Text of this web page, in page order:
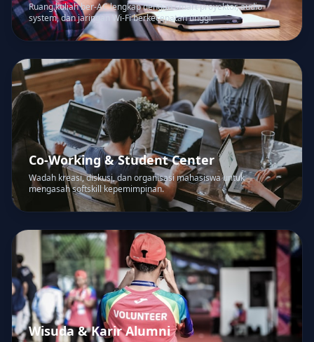
Ruang kuliah ber-AC lengkap dengan smart proyektor, audio
system, dan jaringan Wi-Fi berkecepatan tinggi.
Co-Working & Student Center
Wadah kreasi, diskusi, dan organisasi mahasiswa untuk
mengasah softskill kepemimpinan.
Wisuda & Karir Alumni